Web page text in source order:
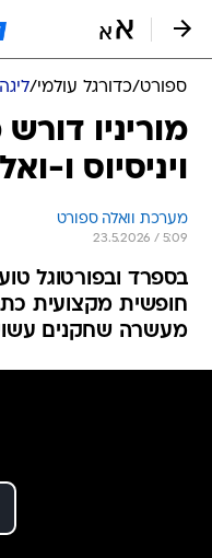
ספורט/כדורגל עולמי/
מוריניו
ויניסיוס ו-
מערכת וואלה ספורט
23.5.2026 / 5:09
בספרד ובפורטוגל
חופשית מקצועית
מעשרה שחקנים